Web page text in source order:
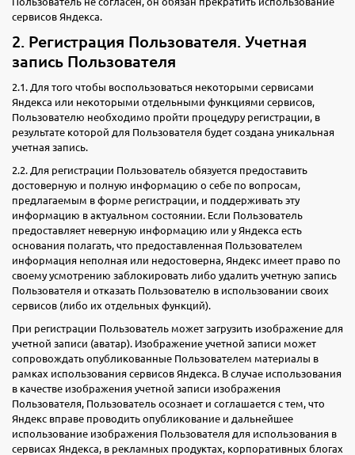
сервисов Яндекса.
2. Регистрация Пользователя. Учетная
запись Пользователя
2.1. Для того чтобы воспользоваться некоторыми сервисами
Яндекса или некоторыми отдельными функциями сервисов,
Пользователю необходимо пройти процедуру регистрации, в
результате которой для Пользователя будет создана уникальная
учетная запись.
2.2. Для регистрации Пользователь обязуется предоставить
достоверную и полную информацию о себе по вопросам,
предлагаемым в форме регистрации, и поддерживать эту
информацию в актуальном состоянии. Если Пользователь
предоставляет неверную информацию или у Яндекса есть
основания полагать, что предоставленная Пользователем
информация неполная или недостоверна, Яндекс имеет право по
своему усмотрению заблокировать либо удалить учетную запись
Пользователя и отказать Пользователю в использовании своих
сервисов (либо их отдельных функций).
При регистрации Пользователь может загрузить изображение для
учетной записи (аватар). Изображение учетной записи может
сопровождать опубликованные Пользователем материалы в
рамках использования сервисов Яндекса. В случае использования
в качестве изображения учетной записи изображения
Пользователя, Пользователь осознает и соглашается с тем, что
Яндекс вправе проводить опубликование и дальнейшее
использование изображения Пользователя для использования в
сервисах Яндекса, в рекламных продуктах, корпоративных блогах